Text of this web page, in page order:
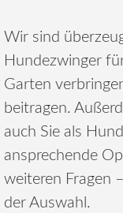
Wir sind
Hundezwinger
Garten
beitragen.
auch Sie als
ansprechende
weiteren Fragen
der Auswahl.